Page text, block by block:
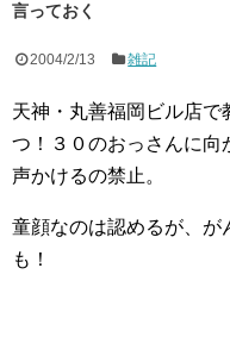
言っておく
2004/2/13 雑記
天神・丸善福岡ビル店
つ！３０のおっさんに向
声かけるの禁止。
童顔なのは認めるが、が
も！